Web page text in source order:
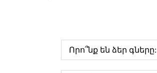
Որո՞նք են ձեր գները: